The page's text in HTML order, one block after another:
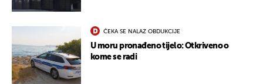
ČEKA SE NALAZ OBDUKCIJE
U moru pronađeno tijelo: Otkriveno o
kome se radi
UKLJUČITE NOTIFIKACIJE